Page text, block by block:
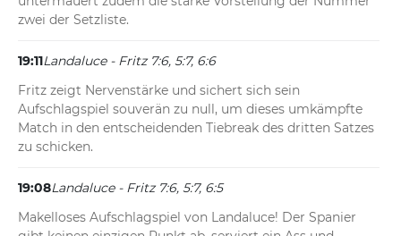
zwei der Setzliste.
19:11Landaluce - Fritz 7:6, 5:7, 6:6
Fritz zeigt Nervenstärke und sichert sich sein
Aufschlagspiel souverän zu null, um dieses umkämpfte
Match in den entscheidenden Tiebreak des dritten Satzes
zu schicken.
19:08Landaluce - Fritz 7:6, 5:7, 6:5
Makelloses Aufschlagspiel von Landaluce! Der Spanier